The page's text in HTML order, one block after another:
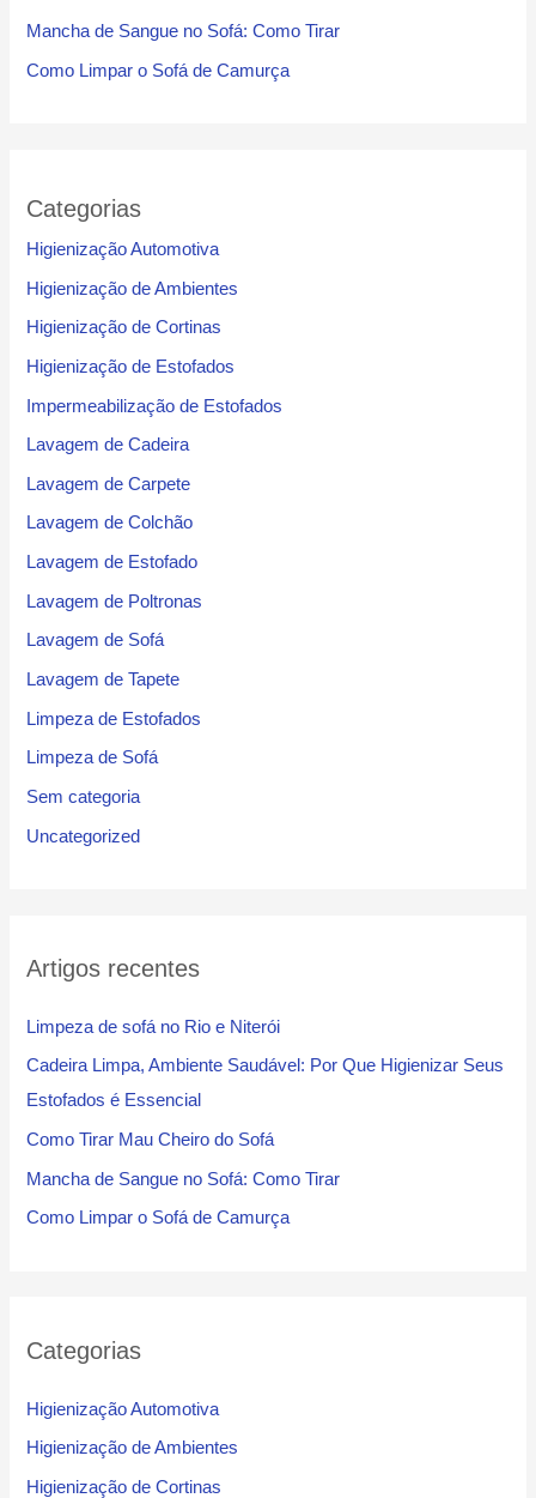
Mancha de Sangue no Sofá: Como Tirar
Como Limpar o Sofá de Camurça
Categorias
Higienização Automotiva
Higienização de Ambientes
Higienização de Cortinas
Higienização de Estofados
Impermeabilização de Estofados
Lavagem de Cadeira
Lavagem de Carpete
Lavagem de Colchão
Lavagem de Estofado
Lavagem de Poltronas
Lavagem de Sofá
Lavagem de Tapete
Limpeza de Estofados
Limpeza de Sofá
Sem categoria
Uncategorized
Artigos recentes
Limpeza de sofá no Rio e Niterói
Cadeira Limpa, Ambiente Saudável: Por Que Higienizar Seus
Estofados é Essencial
Como Tirar Mau Cheiro do Sofá
Mancha de Sangue no Sofá: Como Tirar
Como Limpar o Sofá de Camurça
Categorias
Higienização Automotiva
Higienização de Ambientes
Higienização de Cortinas